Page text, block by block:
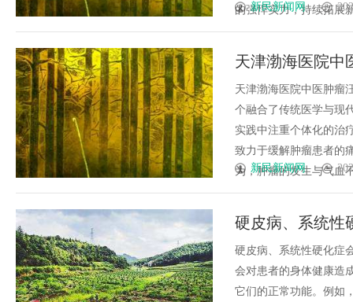
的强悍实力，持续拓展
新民新闻网
天津渤海医院中
疗
天津渤海医院中医肿瘤
个融合了传统医学与现
实践中注重个体化的治
致力于缓解肿瘤患者的
为，肿瘤的发生与气血
新民新闻网
硬皮病、系统性
硬皮病、系统性硬化症
会对患者的身体健康造
它们的正常功能。例如